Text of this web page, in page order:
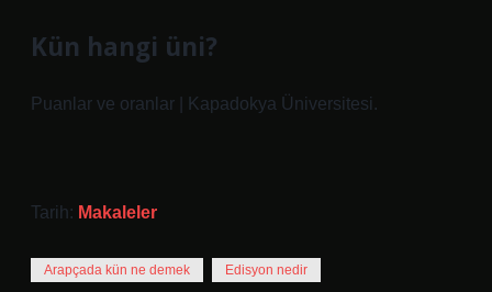
Kün hangi üni?
Puanlar ve oranlar | Kapadokya Üniversitesi.
Tarih: Makaleler
Arapçada kün ne demek Edisyon nedir